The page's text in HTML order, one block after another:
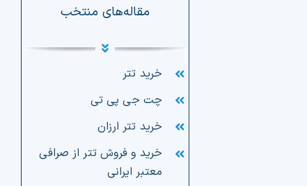
مقاله‌های منتخب
خرید تتر
چت جی پی تی
خرید تتر ارزان
خرید و فروش تتر از صرافی
معتبر ایرانی